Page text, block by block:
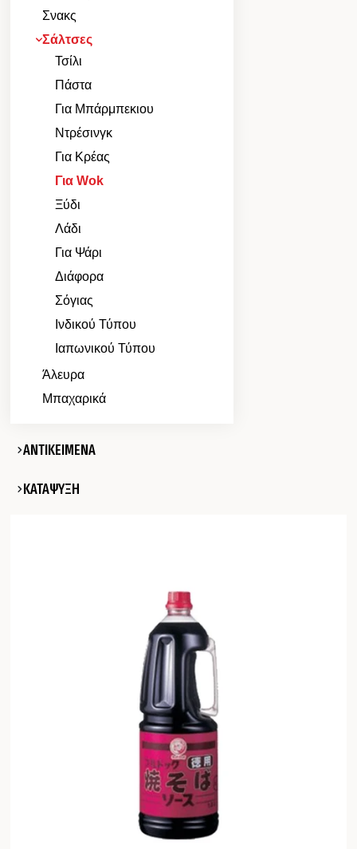
Σνακς
Σάλτσες
Τσίλι
Πάστα
Για Μπάρμπεκιου
Ντρέσινγκ
Για Κρέας
Για Wok
Ξύδι
Λάδι
Για Ψάρι
Διάφορα
Σόγιας
Ινδικού Τύπου
Ιαπωνικού Τύπου
Άλευρα
Μπαχαρικά
ΑΝΤΙΚΕΙΜΕΝΑ
ΚΑΤΑΨΥΞΗ